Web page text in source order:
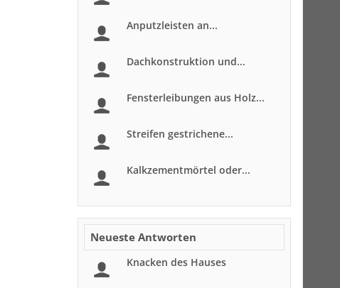
Anputzleisten an...
Dachkonstruktion und...
Fensterleibungen aus Holz...
Streifen gestrichene...
Kalkzementmörtel oder...
Neueste Antworten
Knacken des Hauses